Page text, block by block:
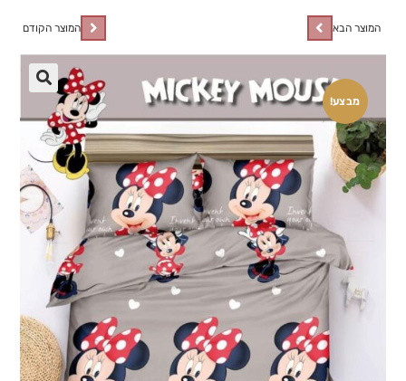
מבצע!
המוצר הקודם המוצר הבא